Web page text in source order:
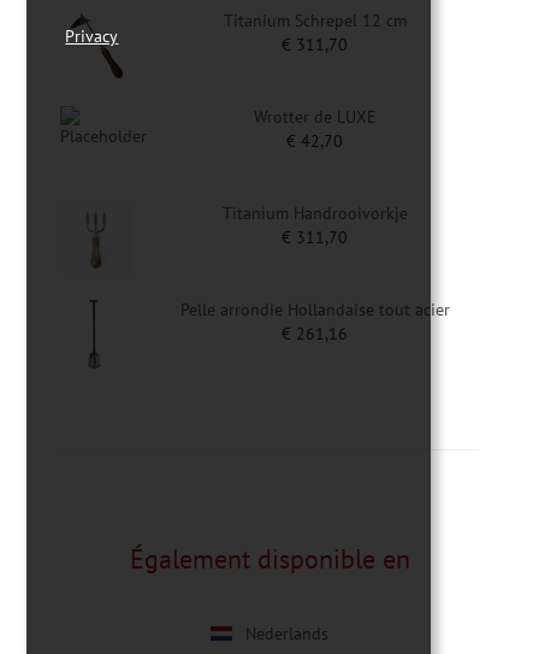
Titanium Schrepel 12 cm
€ 311,70
Wrotter de LUXE
€ 42,70
Titanium Handrooivorkje
€ 311,70
Pelle arrondie Hollandaise tout acier
€ 261,16
Également disponible en
Nederlands
Privacy